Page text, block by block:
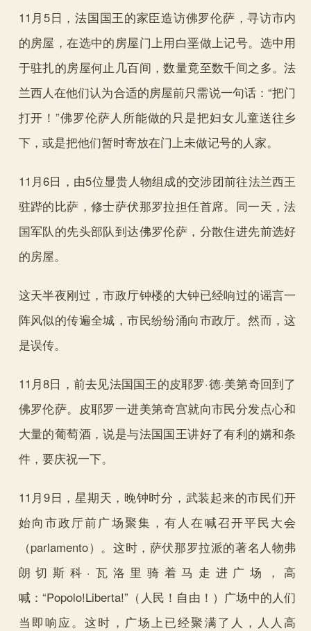
11月5日，法国国王的家臣造访佛罗伦萨，寻访市内
的房屋，在选中的房屋门上用白垩做上记号。选中用
于驻扎的房屋何止几百间，数量竟至数千间之多。法
兰西人在他们认为合适的房屋前只需说一句话：“把门
打开！”佛罗伦萨人所能做的只是把妇女儿童送往乡
下，或是把他们暂时寄放在门上未做记号的人家。
11月6日，由5位显贵人物组成的交涉团前往法兰西王
驻跸的比萨，修士萨伏那罗拉担任首席。同一天，法
国军队的先头部队到达佛罗伦萨，分散住进先前选好
的房屋。
这天半夜刚过，市政厅钟楼的大钟已经响过的谣言一
阵风似的传遍全城，市民纷纷涌向市政厅。然而，这
是误传。
11月8日，前去见法国国王的皮耶罗·德·美第奇回到了
佛罗伦萨。皮耶罗一进美第奇宫就向市民分发点心和
大量的葡萄酒，说是与法国国王讲好了有利的媾和条
件，要庆祝一下。
11月9日，星期天，晚钟时分，武装起来的市民们开
始向市政厅前广场聚集，有人在喊召开平民大会
（parlamento）。这时，萨伏那罗拉派的著名人物弗
朗切斯科·瓦洛里骑着马走进广场，高
喊：“Popolo!Liberta!”（人民！自由！）广场中的人们
当即响应。这时，广场上已经聚满了人，人人高